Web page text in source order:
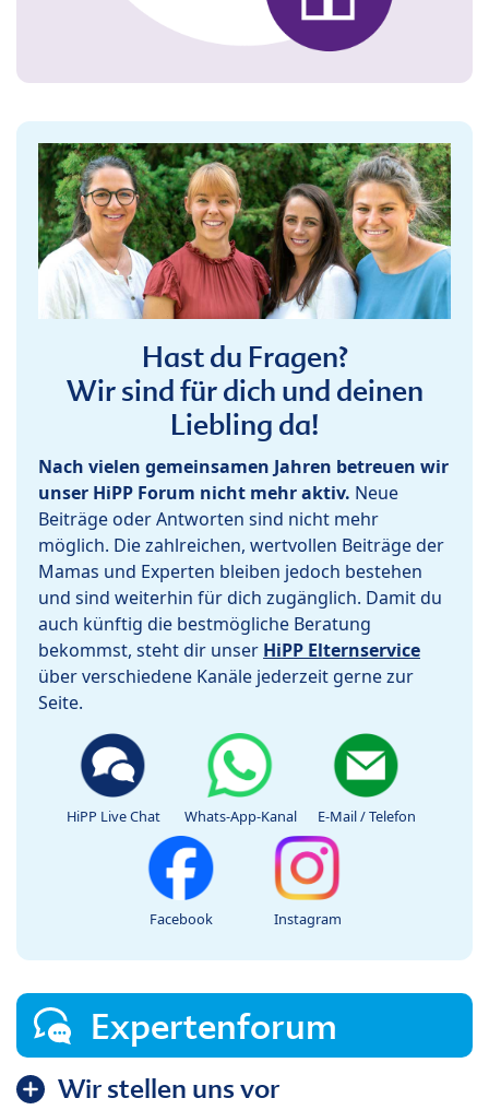
Hast du Fragen?
Wir sind für dich und deinen
Liebling da!
Nach vielen gemeinsamen Jahren betreuen wir
unser HiPP Forum nicht mehr aktiv. Neue
Beiträge oder Antworten sind nicht mehr
möglich. Die zahlreichen, wertvollen Beiträge der
Mamas und Experten bleiben jedoch bestehen
und sind weiterhin für dich zugänglich. Damit du
auch künftig die bestmögliche Beratung
bekommst, steht dir unser HiPP Elternservice
über verschiedene Kanäle jederzeit gerne zur
Seite.
HiPP Live Chat Whats-App-Kanal E-Mail / Telefon
Facebook Instagram
Expertenforum
Wir stellen uns vor